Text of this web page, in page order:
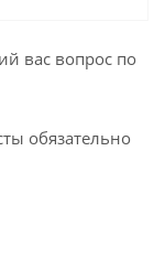
вас вопрос по
обязательно